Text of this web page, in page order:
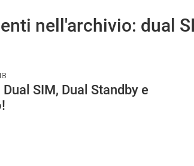
nell'archivio: dual
SIM, Dual Standby e